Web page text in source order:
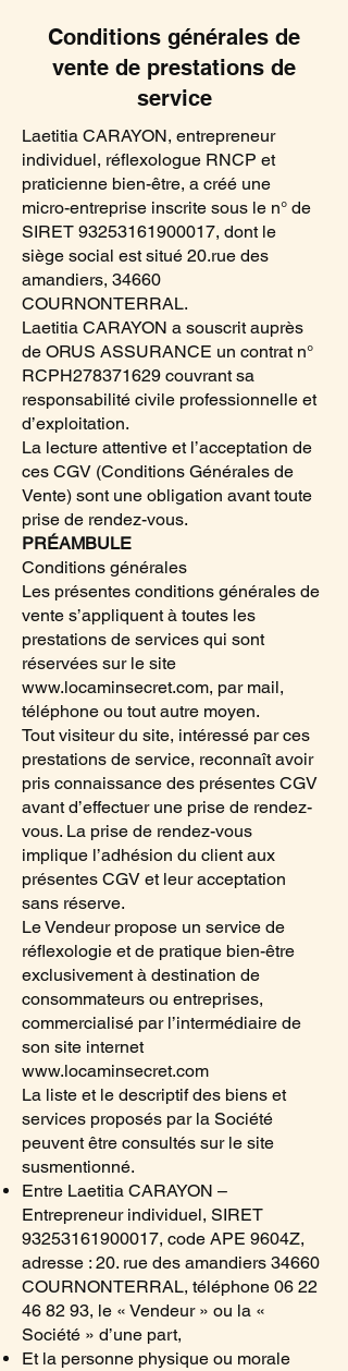
Conditions générales de
vente de prestations de
service
Laetitia CARAYON, entrepreneur
individuel, réflexologue RNCP et
praticienne bien-être, a créé une
micro-entreprise inscrite sous le n° de
SIRET 93253161900017, dont le
siège social est situé 20.rue des
amandiers, 34660
COURNONTERRAL.
Laetitia CARAYON a souscrit auprès
de ORUS ASSURANCE un contrat n°
RCPH278371629 couvrant sa
responsabilité civile professionnelle et
d’exploitation.
La lecture attentive et l’acceptation de
ces CGV (Conditions Générales de
Vente) sont une obligation avant toute
prise de rendez-vous.
PRÉAMBULE
Conditions générales
Les présentes conditions générales de
vente s’appliquent à toutes les
prestations de services qui sont
réservées sur le site
www.locaminsecret.com, par mail,
téléphone ou tout autre moyen.
Tout visiteur du site, intéressé par ces
prestations de service, reconnaît avoir
pris connaissance des présentes CGV
avant d’effectuer une prise de rendez-
vous. La prise de rendez-vous
implique l’adhésion du client aux
présentes CGV et leur acceptation
sans réserve.
Le Vendeur propose un service de
réflexologie et de pratique bien-être
exclusivement à destination de
consommateurs ou entreprises,
commercialisé par l’intermédiaire de
son site internet
www.locaminsecret.com
La liste et le descriptif des biens et
services proposés par la Société
peuvent être consultés sur le site
susmentionné.
Entre Laetitia CARAYON –
Entrepreneur individuel, SIRET
93253161900017, code APE 9604Z,
adresse : 20. rue des amandiers 34660
COURNONTERRAL, téléphone 06 22
46 82 93, le « Vendeur » ou la «
Société » d’une part,
Et la personne physique ou morale